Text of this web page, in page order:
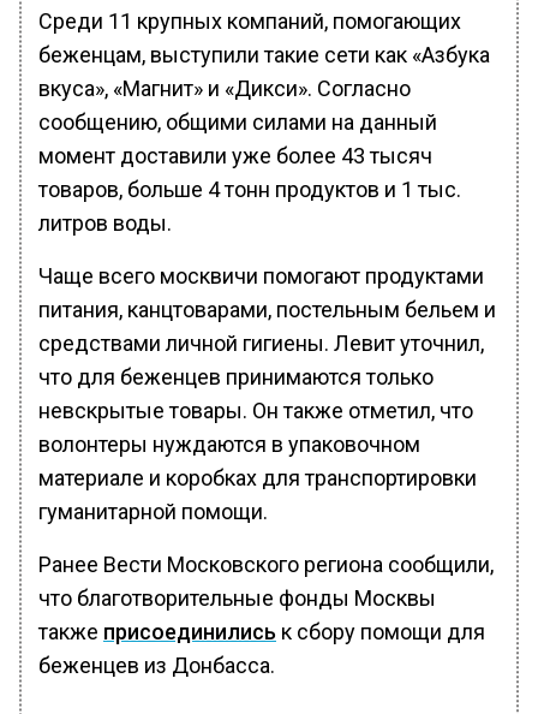
Среди 11 крупных компаний, помогающих
беженцам, выступили такие сети как «Азбука
вкуса», «Магнит» и «Дикси». Согласно
сообщению, общими силами на данный
момент доставили уже более 43 тысяч
товаров, больше 4 тонн продуктов и 1 тыс.
литров воды.
Чаще всего москвичи помогают продуктами
питания, канцтоварами, постельным бельем и
средствами личной гигиены. Левит уточнил,
что для беженцев принимаются только
невскрытые товары. Он также отметил, что
волонтеры нуждаются в упаковочном
материале и коробках для транспортировки
гуманитарной помощи.
Ранее Вести Московского региона сообщили,
что благотворительные фонды Москвы
также присоединились к сбору помощи для
беженцев из Донбасса.